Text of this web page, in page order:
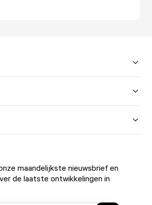
maandelijkste nieuwsbrief en
de laatste ontwikkelingen in